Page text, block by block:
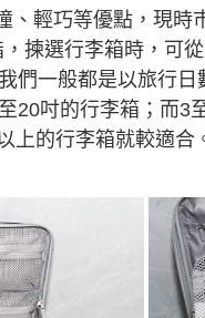
、輕巧等優點，現
揀選行李箱時，可
們一般都是以旅行
20吋的行李箱；而3
上的行李箱就較適合